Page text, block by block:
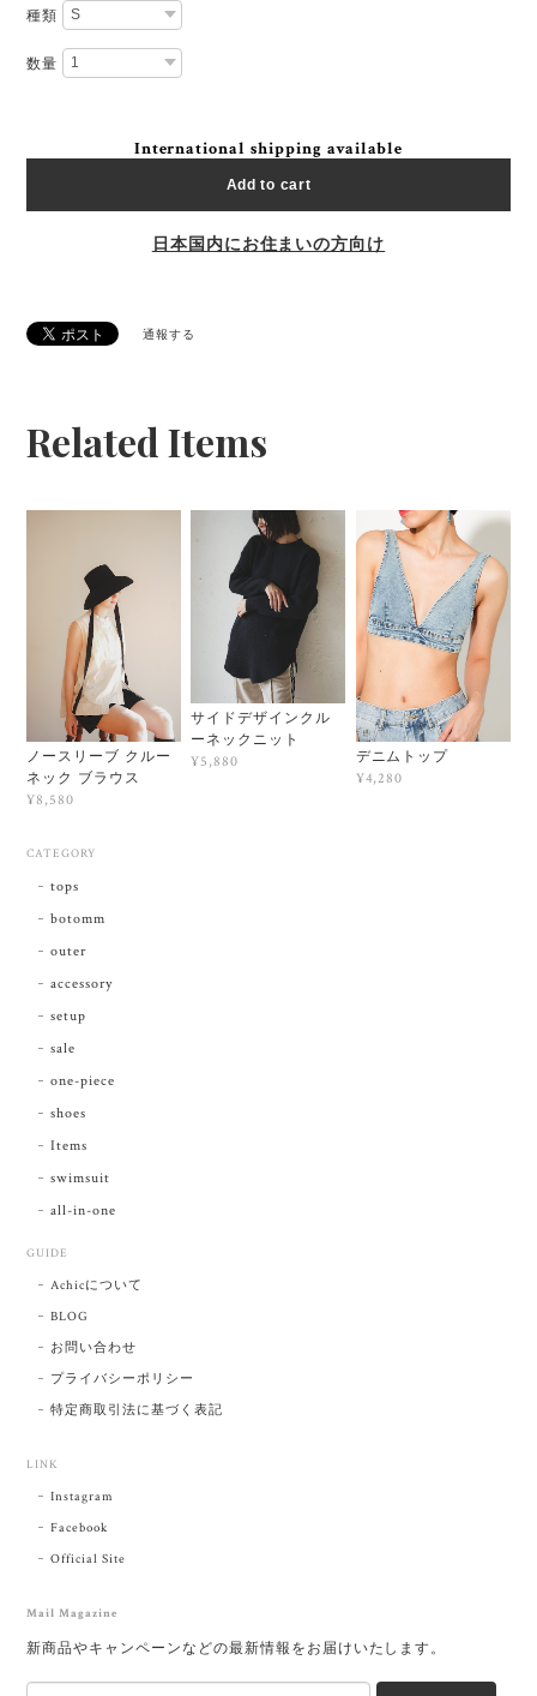
種類
数量
International shipping available
Add to cart
日本国内にお住まいの方向け
通報する
Related Items
ノースリーブ クルー
ネック ブラウス
¥8,580
サイドデザインクル
ーネックニット
¥5,880
デニムトップ
¥4,280
CATEGORY
tops
botomm
outer
accessory
setup
sale
one-piece
shoes
Items
swimsuit
all-in-one
GUIDE
Achicについて
BLOG
お問い合わせ
プライバシーポリシー
特定商取引法に基づく表記
LINK
Instagram
Facebook
Official Site
Mail Magazine
新商品やキャンペーンなどの最新情報をお届けいたします。